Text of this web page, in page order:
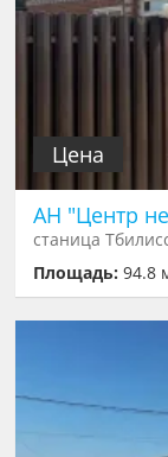
Цена
АН "Центр
станица
Площадь:94.8